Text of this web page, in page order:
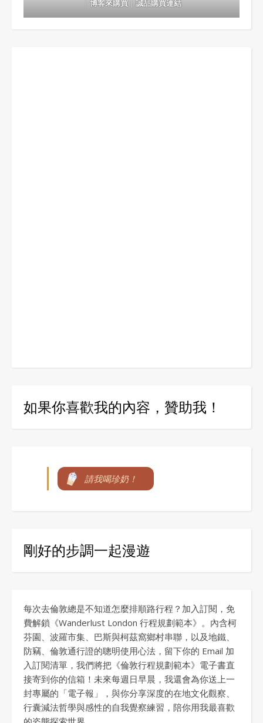
｜博客來購買｜誠品購買連結
如果你喜歡我的內容，贊助我！
請我喝珍奶！
剛好的步調一起漫遊
每次去倫敦總是不知道怎麼排順路行程？加入訂閱，免
費解鎖《Wanderlust London 行程規劃範本》。內含柯
芬園、波羅市集、巴斯與柯茲窩鄉村串聯，以及地鐵、
防竊、倫敦通行證的聰明使用心法，留下你的 Email 加
入訂閱清單，我們將把《倫敦行程規劃範本》電子書直
接寄到你的信箱！未來每週日早晨，我還會為你送上一
封專屬的「電子報」，與你分享深度的在地文化觀察、
行囊減法哲學與感性的自我覺察練習，陪你用我最喜歡